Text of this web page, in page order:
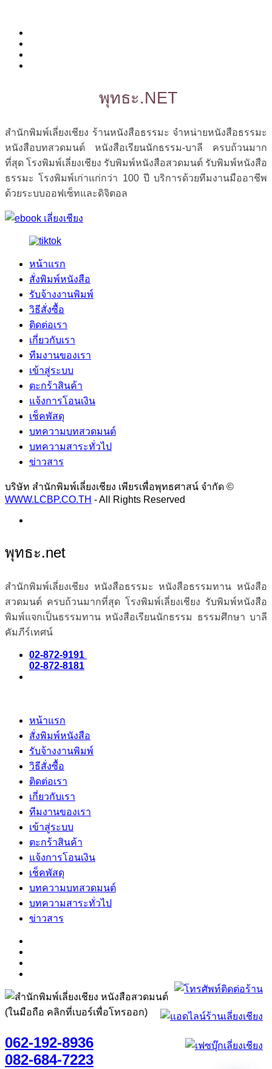
พุทธะ.NET
สำนักพิมพ์เลี่ยงเชียง ร้านหนังสือธรรมะ จำหน่ายหนังสือธรรมะ
หนังสือบทสวดมนต์ หนังสือเรียนนักธรรม-บาลี ครบถ้วนมาก
ที่สุด โรงพิมพ์เลี่ยงเชียง รับพิมพ์หนังสือสวดมนต์ รับพิมพ์หนังสือ
ธรรมะ โรงพิมพ์เก่าแก่กว่า 100 ปี บริการด้วยทีมงานมืออาชีพ
ด้วยระบบออฟเซ็ทและดิจิตอล
หน้าแรก
สั่งพิมพ์หนังสือ
รับจ้างงานพิมพ์
วิธีสั่งซื้อ
ติดต่อเรา
เกี่ยวกับเรา
ทีมงานของเรา
เข้าสู่ระบบ
ตะกร้าสินค้า
แจ้งการโอนเงิน
เช็คพัสดุ
บทความบทสวดมนต์
บทความสาระทั่วไป
ข่าวสาร
บริษัท สำนักพิมพ์เลี่ยงเชียง เพียรเพื่อพุทธศาสน์ จำกัด ©
WWW.LCBP.CO.TH - All Rights Reserved
พุทธะ.net
สำนักพิมพ์เลี่ยงเชียง หนังสือธรรมะ หนังสือธรรมทาน หนังสือ
สวดมนต์ ครบถ้วนมากที่สุด โรงพิมพ์เลี่ยงเชียง รับพิมพ์หนังสือ
พิมพ์แจกเป็นธรรมทาน หนังสือเรียนนักธรรม ธรรมศึกษา บาลี
คัมภีร์เทศน์
02-872-9191
02-872-8181
หน้าแรก
สั่งพิมพ์หนังสือ
รับจ้างงานพิมพ์
วิธีสั่งซื้อ
ติดต่อเรา
เกี่ยวกับเรา
ทีมงานของเรา
เข้าสู่ระบบ
ตะกร้าสินค้า
แจ้งการโอนเงิน
เช็คพัสดุ
บทความบทสวดมนต์
บทความสาระทั่วไป
ข่าวสาร
(ในมือถือ คลิกที่เบอร์เพื่อโทรออก)
062-192-8936
082-684-7223